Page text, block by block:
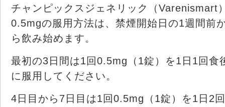
チャンピックスジェネリック（Varenismart
0.5mgの服用方法は、禁煙開始日の1週間前
ら飲み始めます。
最初の3日間は1回0.5mg（1錠）を1日1回食
に服用してください。
4日目から7日目は1回0.5mg（1錠）を1日2回